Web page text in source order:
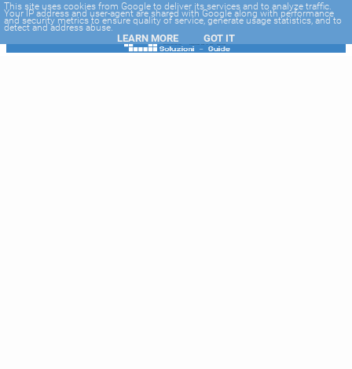
-->
This site uses cookies from Google to deliver its services and to analyze traffic.
Your IP address and user-agent are shared with Google along with performance
and security metrics to ensure quality of service, generate usage statistics, and to
detect and address abuse.
LEARN MORE GOT IT